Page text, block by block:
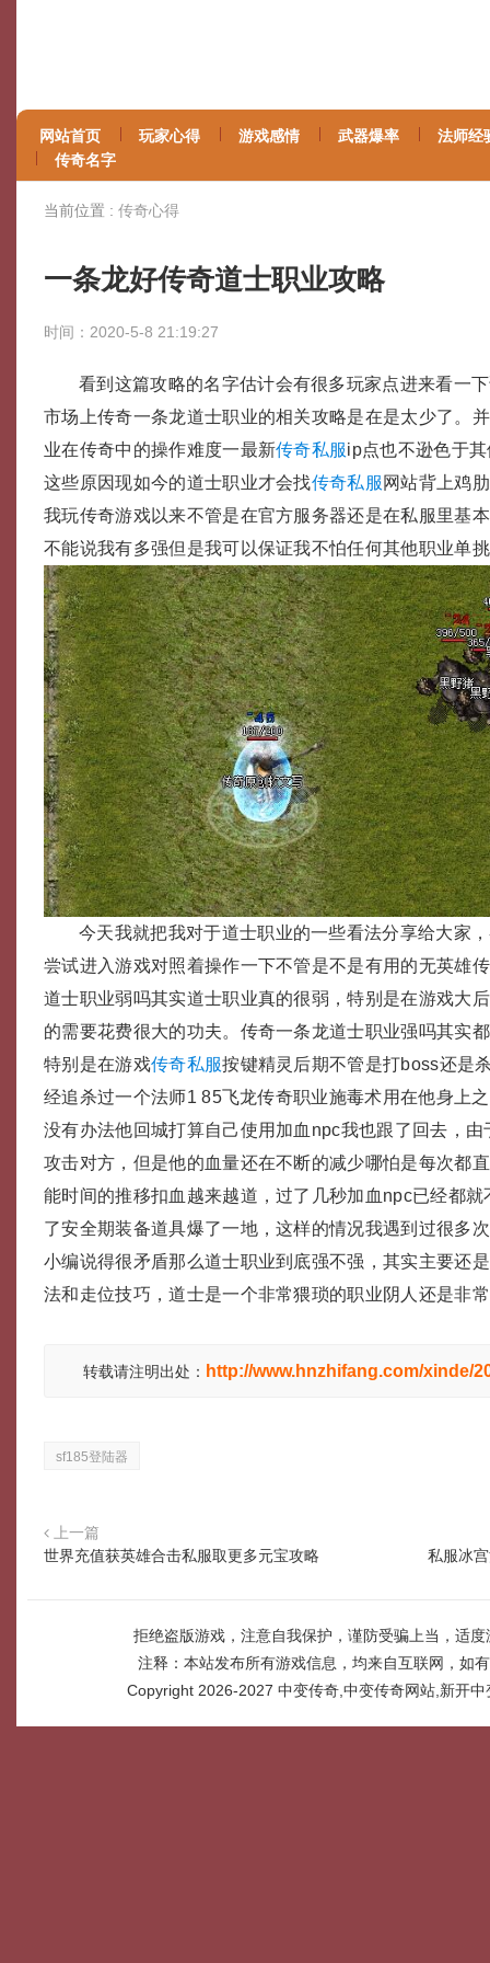
网站首页 玩家心得 游戏感情 武器爆率
法师经
传奇名字
当前位置 : 传奇心得
一条龙好传奇道士职业攻略
时间：2020-5-8 21:19:27
看到这篇攻略的名字估计会有很多玩家点进来看一
市场上传奇一条龙道士职业的相关攻略是在是太少了。
业在传奇中的操作难度一最新传奇私服ip点也不逊色于
这些原因现如今的道士职业才会找传奇私服 网站背上鸡
我玩传奇游戏以来不管是在官方服务器还是在私服里基
不能说我有多强但是我可以保证我不怕任何其他职业单
今天我就把我对于道士职业的一些看法分享给大家
尝试进入游戏对照着操作一下不管是不是有用的无英雄
道士职业弱吗其实道士职业真的很弱，特别是在游戏大
的需要花费很大的功夫。传奇一条龙道士职业强吗其实
特别是在游戏传奇私服按键精灵后期不管是打boss还是
经追杀过一个法师1 85飞龙传奇职业施毒术用在他身上
没有办法他回城打算自己使用加血npc我也跟了回去，
攻击对方，但是他的血量还在不断的减少哪怕是每次都
能时间的推移扣血越来越道，过了几秒加血npc已经都
了安全期装备道具爆了一地，这样的情况我遇到过很多
小编说得很矛盾那么道士职业到底强不强，其实主要还
法和走位技巧，道士是一个非常猥琐的职业阴人还是非
转载请注明出处： http://www.hnzhifang.com/xinde/
sf185登陆器
上一篇
世界充值获英雄合击私服取更多元宝攻略
私服冰
拒绝盗版游戏，注意自我保护，谨防受骗上当，适
注释：本站发布所有游戏信息，均来自互联网，如
Copyright 2026-2027 中变传奇,中变传奇网站,新开